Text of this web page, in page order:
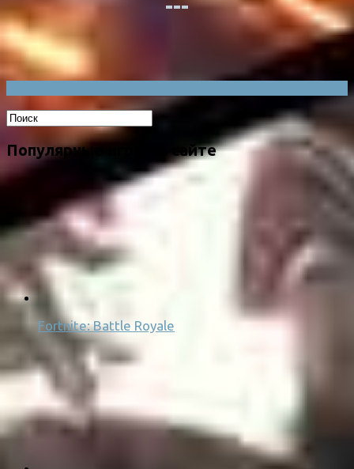
Популярные игры на сайте
Fortnite: Battle Royale